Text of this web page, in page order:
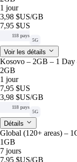
1 jour
3,98 $US/GB
7,95 $US
118 pays
5G
Voir les détails
Kosovo – 2GB – 1 Day
2GB
1 jour
7,95 $US
3,98 $US/GB
118 pays
5G
Détails
Global (120+ areas) –
1GB
7 jours
7,95 $US/GB